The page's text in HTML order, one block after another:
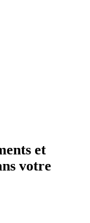
et
votre